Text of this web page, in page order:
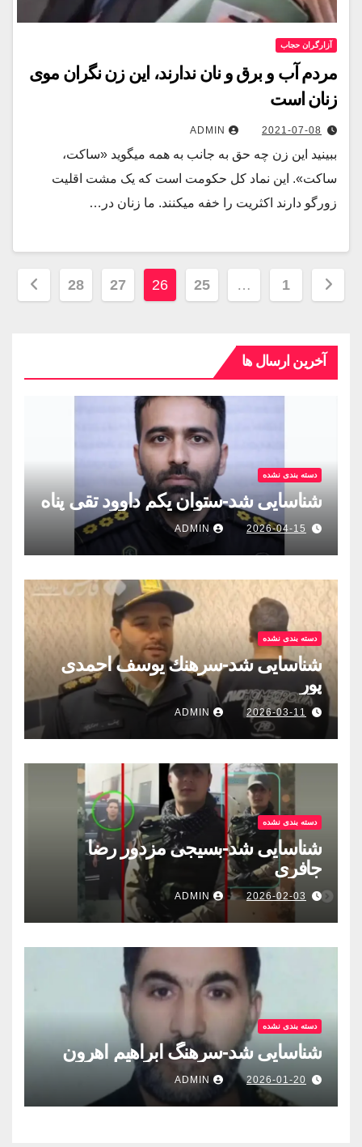
آزارگران حجاب
مردم آب و برق و نان ندارند، این زن نگران موی
زنان است
2021-07-08
ADMIN
ببینید این زن چه حق به جانب به همه میگوید «ساکت،
ساکت». این نماد کل حکومت است که یک مشت اقلیت
زورگو دارند اکثریت را خفه میکنند. ما زنان در…
1
…
25
26
27
28
آخرین ارسال ها
دسته بندی نشده
شناسایی شد-ستوان یکم داوود تقی پناه
2026-04-15
ADMIN
دسته بندی نشده
شناسایی شد-سرهنك يوسف احمدى
پور
2026-03-11
ADMIN
دسته بندی نشده
شناسایی شد-بسيجى مزدور رضا
جافری
2026-02-03
ADMIN
دسته بندی نشده
شناسایی شد-سرهنگ ابراهیم اهرون
2026-01-20
ADMIN